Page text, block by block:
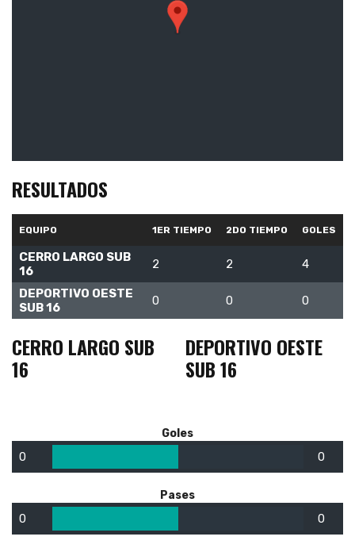
RESULTADOS
EQUIPO 1ER TIEMPO 2DO TIEMPO GOLES
CERRO LARGO SUB
16
2 2 4
DEPORTIVO OESTE
SUB 16
0 0 0
CERRO LARGO SUB
16
DEPORTIVO OESTE
SUB 16
Goles
0 0
Pases
0 0